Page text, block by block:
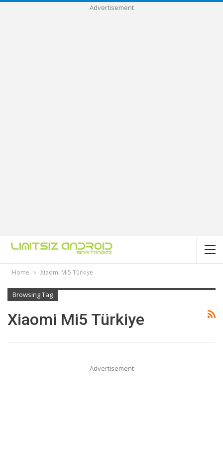
Advertisement
Home Xiaomi Mi5 Türkiye
Browsing Tag
Xiaomi Mi5 Türkiye
Advertisement